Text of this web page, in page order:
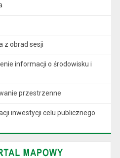
z obrad sesji
informacji o środowisku i
przestrzenne
inwestycji celu publicznego